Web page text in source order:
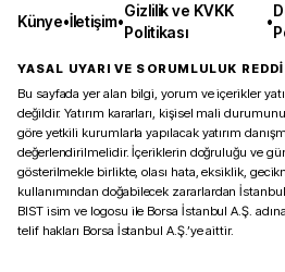
Künye•İletişim•
Gizlilik ve KVKK
Politikası
•
YASAL UYARI VE SORUMLULUK REDDİ
Bu sayfada yer alan bilgi, yorum ve içerikler
değildir. Yatırım kararları, kişisel mali
göre yetkili kurumlarla yapılacak yatırım
değerlendirilmelidir. İçeriklerin doğruluğu ve
gösterilmekle birlikte, olası hata, eksiklik,
kullanımından doğabilecek zararlardan
BIST isim ve logosu ile Borsa İstanbul A.Ş.
telif hakları Borsa İstanbul A.Ş.’ye aittir.